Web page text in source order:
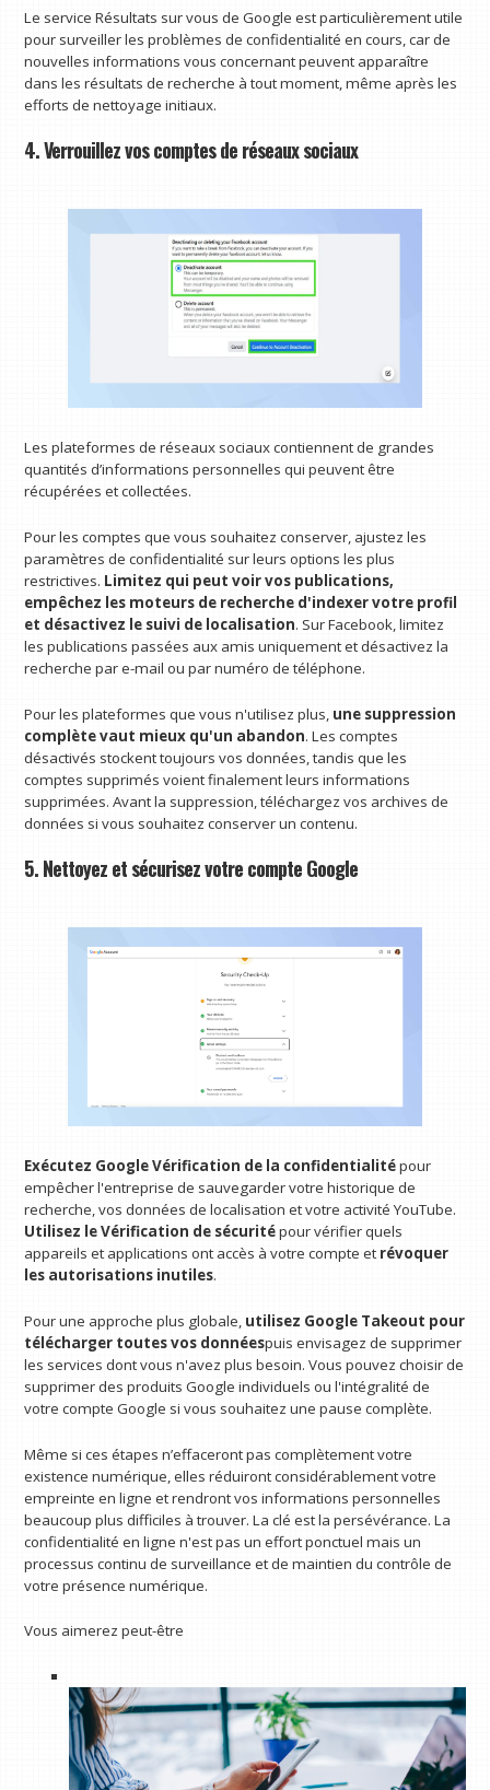
Le service Résultats sur vous de Google est particulièrement utile
pour surveiller les problèmes de confidentialité en cours, car de
nouvelles informations vous concernant peuvent apparaître
dans les résultats de recherche à tout moment, même après les
efforts de nettoyage initiaux.
4. Verrouillez vos comptes de réseaux sociaux
Les plateformes de réseaux sociaux contiennent de grandes
quantités d’informations personnelles qui peuvent être
récupérées et collectées.
Pour les comptes que vous souhaitez conserver, ajustez les
paramètres de confidentialité sur leurs options les plus
restrictives. Limitez qui peut voir vos publications,
empêchez les moteurs de recherche d'indexer votre profil
et désactivez le suivi de localisation. Sur Facebook, limitez
les publications passées aux amis uniquement et désactivez la
recherche par e-mail ou par numéro de téléphone.
Pour les plateformes que vous n'utilisez plus, une suppression
complète vaut mieux qu'un abandon. Les comptes
désactivés stockent toujours vos données, tandis que les
comptes supprimés voient finalement leurs informations
supprimées. Avant la suppression, téléchargez vos archives de
données si vous souhaitez conserver un contenu.
5. Nettoyez et sécurisez votre compte Google
Exécutez GoogleVérification de la confidentialitépour
empêcher l'entreprise de sauvegarder votre historique de
recherche, vos données de localisation et votre activité YouTube.
Utilisez leVérification de sécuritépour vérifier quels
appareils et applications ont accès à votre compte et révoquer
les autorisations inutiles.
Pour une approche plus globale, utilisez Google Takeout pour
télécharger toutes vos donnéespuis envisagez de supprimer
les services dont vous n'avez plus besoin. Vous pouvez choisir de
supprimer des produits Google individuels ou l'intégralité de
votre compte Google si vous souhaitez une pause complète.
Même si ces étapes n’effaceront pas complètement votre
existence numérique, elles réduiront considérablement votre
empreinte en ligne et rendront vos informations personnelles
beaucoup plus difficiles à trouver. La clé est la persévérance. La
confidentialité en ligne n'est pas un effort ponctuel mais un
processus continu de surveillance et de maintien du contrôle de
votre présence numérique.
Vous aimerez peut-être